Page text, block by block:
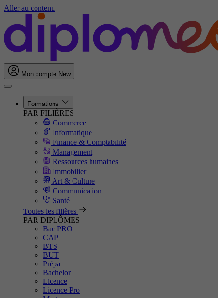
Aller au contenu
Mon compte New
Formations
PAR FILIÈRES
Commerce
Informatique
Finance & Comptabilité
Management
Ressources humaines
Immobilier
Art & Culture
Communication
Santé
Toutes les filières
PAR DIPLÔMES
Bac PRO
CAP
BTS
BUT
Prépa
Bachelor
Licence
Licence Pro